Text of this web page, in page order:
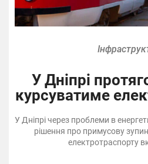
У Дніпрі
курсуватиме
У Дніпрі через проблеми в
рішення про примусову
електротраспорту